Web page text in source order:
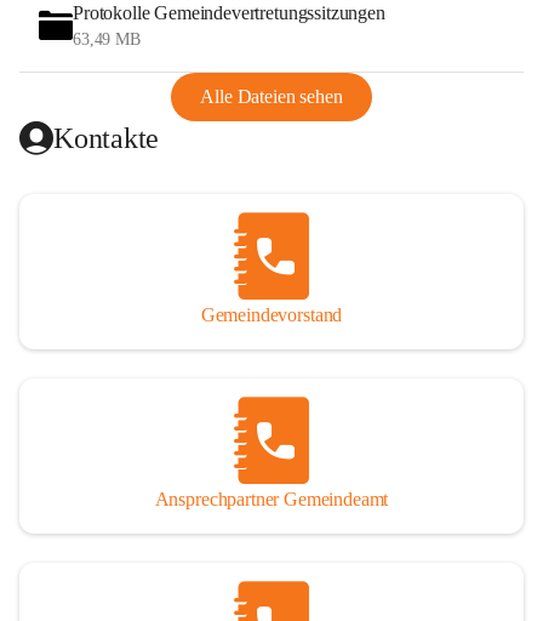
Protokolle Gemeindevertretungssitzungen
63,49 MB
Alle Dateien sehen
Kontakte
Gemeindevorstand
Ansprechpartner Gemeindeamt